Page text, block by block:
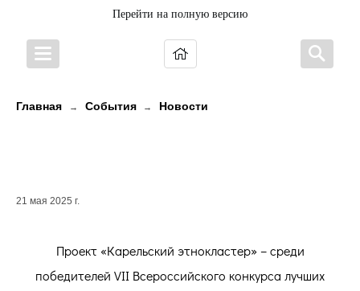
Перейти на полную версию
Главная → События → Новости
21 мая 2025 г.
Проект «Карельский этнокластер» – среди
победителей VII Всероссийского конкурса лучших